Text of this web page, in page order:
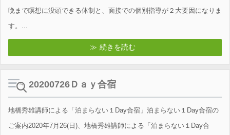
晩まで瞑想に没頭できる体制と、面接での個別指導が２大要因になりま
す。...
続きを読む
20200726Ｄａｙ合宿
地橋秀雄講師による「泊まらない１Day合宿」泊まらない１Day合宿の
ご案内2020年7月26(日)、地橋秀雄講師による「泊まらない１Day合